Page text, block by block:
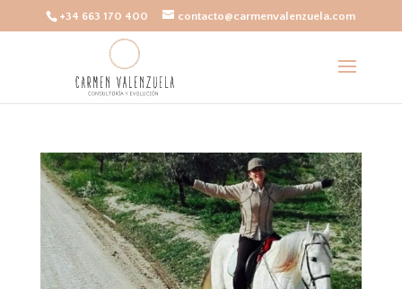
+34 663 170 400 contacto@carmenvalenzuela.com